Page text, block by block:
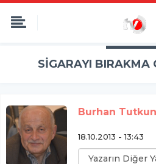
SİGARAYI BIRAKMA
Burhan Tutkun
18.10.2013 - 13:43